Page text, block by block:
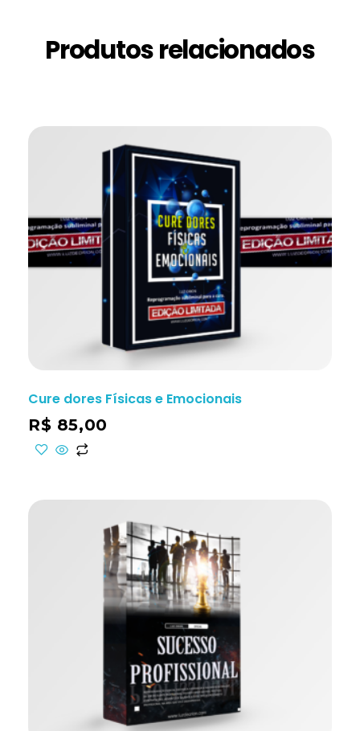
Produtos relacionados
Cure dores Físicas e Emocionais
R$ 85,00